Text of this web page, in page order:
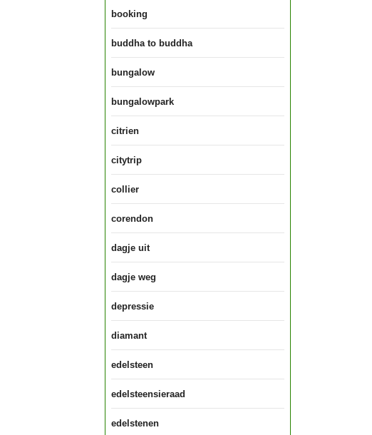
booking
buddha to buddha
bungalow
bungalowpark
citrien
citytrip
collier
corendon
dagje uit
dagje weg
depressie
diamant
edelsteen
edelsteensieraad
edelstenen